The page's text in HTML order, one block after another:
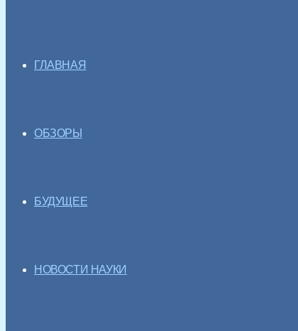
ГЛАВНАЯ
ОБЗОРЫ
БУДУЩЕЕ
НОВОСТИ НАУКИ